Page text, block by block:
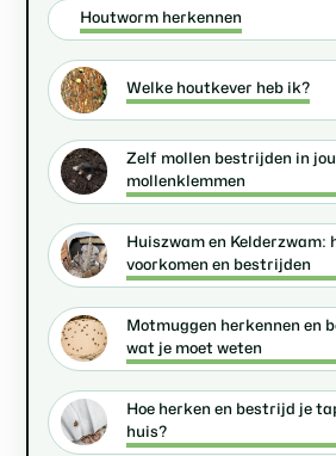
Houtworm herkennen
Welke houtkever heb ik?
Zelf mollen bestrijden in
mollenklemmen
Huiszwam en Kelderzwam:
voorkomen en bestrijden
Motmuggen herkennen en
wat je moet weten
Hoe herken en bestrijd je
huis?